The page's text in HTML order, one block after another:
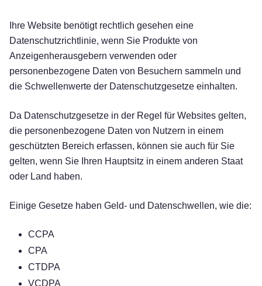
Ihre Website benötigt rechtlich gesehen eine
Datenschutzrichtlinie, wenn Sie Produkte von
Anzeigenherausgebern verwenden oder
personenbezogene Daten von Besuchern sammeln und
die Schwellenwerte der Datenschutzgesetze einhalten.
Da Datenschutzgesetze in der Regel für Websites gelten,
die personenbezogene Daten von Nutzern in einem
geschützten Bereich erfassen, können sie auch für Sie
gelten, wenn Sie Ihren Hauptsitz in einem anderen Staat
oder Land haben.
Einige Gesetze haben Geld- und Datenschwellen, wie die:
CCPA
CPA
CTDPA
VCDPA